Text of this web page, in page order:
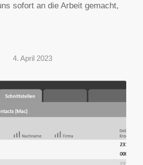
sofort an die Arbeit gemacht,
4. April 2023